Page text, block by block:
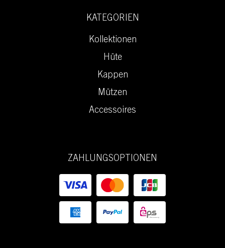
KATEGORIEN
Kollektionen
Hüte
Kappen
Mützen
Accessoires
ZAHLUNGSOPTIONEN